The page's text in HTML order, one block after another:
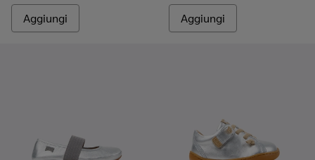
Aggiungi Aggiungi